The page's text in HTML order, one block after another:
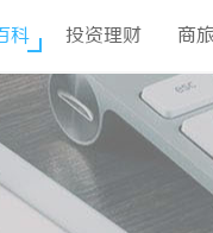
科 投资理财 商